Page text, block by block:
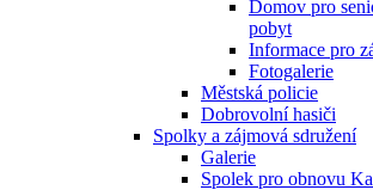
Domov pro
pobyt
Informace pro
Fotogalerie
Městská policie
Dobrovolní hasiči
Spolky a zájmová sdružení
Galerie
Spolek pro obnovu